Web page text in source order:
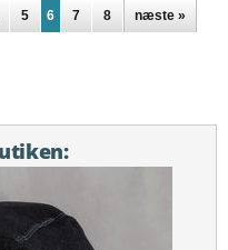
5 6 7 8 næste »